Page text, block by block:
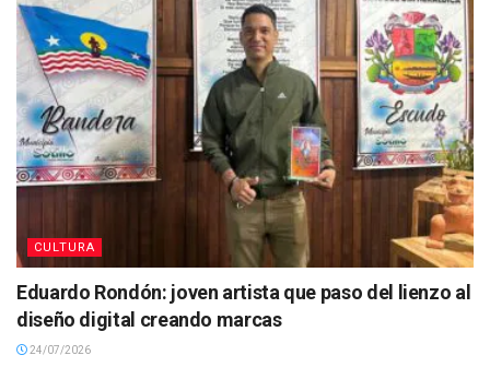
CULTURA
Eduardo Rondón: joven artista que paso del lienzo al
diseño digital creando marcas
24/07/2026